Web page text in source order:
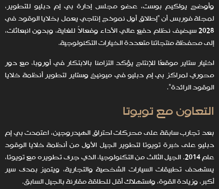
وأوضح يواكيم بوست، عضو مجلس إدارة بي إم دبليو للتطوير،
لمجلة فوربس أن "إطلاق أول نموذج إنتاجي يعمل بخلايا الوقود في
2028 سيضيف نظام دفع عالي الأداء وفعالاً للغاية، وبدون انبعاثات،
إلى محفظة منتجاتنا متعددة الخيارات التكنولوجية.
اختيار ستاير موقعًا للإنتاج يؤكد التزامنا بالابتكار في أوروبا، مع دور
محوري لمراكز بي إم دبليو في ميونيخ وستاير لتطوير أنظمة خلايا
الوقود الرائدة".
التعاون مع تويوتا
بعد تجارب سابقة على محركات احتراق الهيدروجين، اعتمدت بي إم
دبليو على خبرة تويوتا لتطوير الجيل الأول من أنظمة خلايا الوقود
عام 2014. الجيل الثالث من التكنولوجيا، الذي جرى تطويره مع تويوتا،
يستهدف تطبيقات السيارات الشخصية والتجارية، ويتميز بمدى سير
أكبر، وزيادة القوة، واستهلاك أقل للطاقة مقارنة بالجيل السابق.